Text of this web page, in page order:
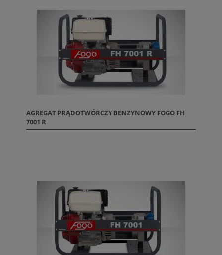
AGREGAT PRĄDOTWÓRCZY BENZYNOWY FOGO FH
7001 R